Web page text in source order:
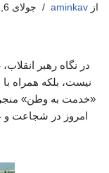
از aminkav جولای 6, 2026
در نگاه رهبر
نیست، بلکه همراه
«خدمت به وطن» منجر
امروز در شجاعت و